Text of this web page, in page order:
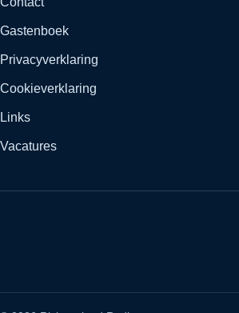
Gastenboek
Privacyverklaring
Cookieverklaring
Links
Vacatures